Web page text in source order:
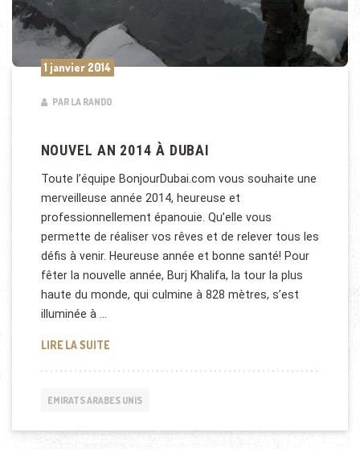
1 janvier 2014
PAR LA RANDO
NOUVEL AN 2014 À DUBAI
Toute l’équipe BonjourDubai.com vous souhaite une
merveilleuse année 2014, heureuse et
professionnellement épanouie. Qu’elle vous
permette de réaliser vos rêves et de relever tous les
défis à venir. Heureuse année et bonne santé! Pour
fêter la nouvelle année, Burj Khalifa, la tour la plus
haute du monde, qui culmine à 828 mètres, s’est
illuminée à …
LIRE LA SUITENOUVEL AN 2014 À DUBAI
EMIRATS ARABES UNIS